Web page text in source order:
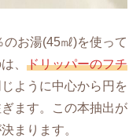
お湯(45㎖)を使って
、 ドリッパーのフチ
じように中心から円を
ます。この本抽出が
まります。